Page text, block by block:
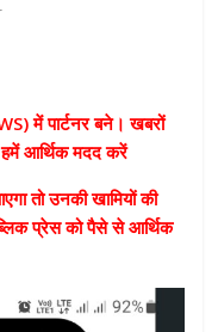
में पार्टनर बने। खबरों
आर्थिक मदद करें
तो उनकी खामियों की
प्रेस को पैसे से आर्थिक